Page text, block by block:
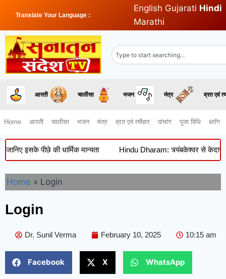
Translate Your Language :
English Gujarati Hindi
Marathi
आरती चालीसा भजन मंत्र व्रत एवं
Home आरती चालीसा भजन मंत्र व्रत एवं त्यौहार पांचांग पूजा विधि ब्लॉग
इसके पीछे की धार्मिक मान्यता Hindu Dharam: त्र्यंबकेश्वर से केदारनाथ-
Home » Login
Login
Dr. Sunil Verma February 10, 2025 10:15 am
Facebook X WhatsApp